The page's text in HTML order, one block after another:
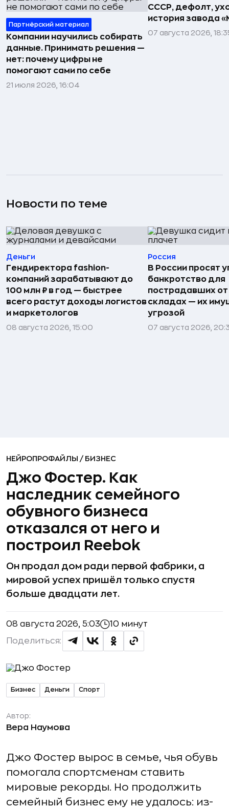
Партнёрский материал
Компании научились собирать
данные. Принимать решения —
нет: почему цифры не
помогают сами по себе
21 июля 2026, 16:04
СССР, дефолт,
история завода
07 августа 2026,
Новости по теме
Деньги
Гендиректора fashion-
компаний зарабатывают до
100 млн ₽ в год — быстрее
всего растут доходы логистов
и маркетологов
08 августа 2026, 15:00
Россия
В России просят
банкротство для
пострадавших
складах — их
угрозой
07 августа 2026,
НЕЙРОПРОФАЙЛЫ / БИЗНЕС
Джо Фостер. Как
наследник семейного
обувного бизнеса
отказался от него и
построил Reebok
Он продал дом ради первой фабрики, а
мировой успех пришёл только спустя
больше двадцати лет.
08 августа 2026, 5:03 10 минут
Поделиться:
Бизнес Деньги Спорт
Автор:
Вера Наумова
Джо Фостер вырос в семье, чья обувь
помогала спортсменам ставить
мировые рекорды. Но продолжить
семейный бизнес ему не удалось: из-